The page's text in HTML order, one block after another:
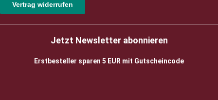
Vertrag widerrufen
Jetzt Newsletter abonnieren
Erstbesteller sparen 5 EUR mit Gutscheincode